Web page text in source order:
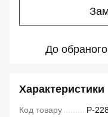
До обраного
Характеристики
Код товару P-